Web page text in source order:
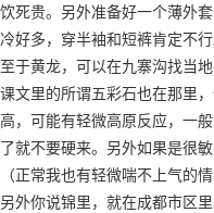
饮死贵。另外准备好一个薄外
冷好多，穿半袖和短裤肯定不行
至于黄龙，可以在九寨沟找当
课文里的所谓五彩石也在那里
高，可能有轻微高原反应，一
了就不要硬来。另外如果是很
（正常我也有轻微喘不上气的
另外你说锦里，就在成都市区